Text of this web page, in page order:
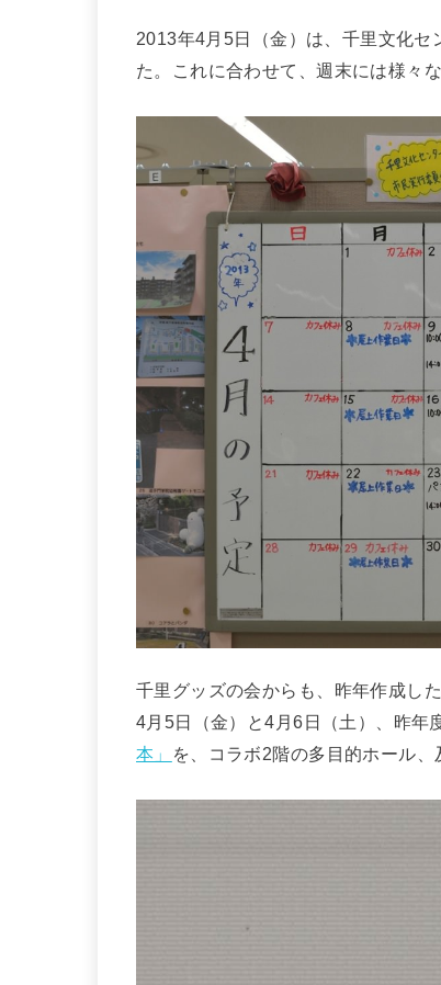
2013年4月5日（金）は、千里文化セ
た。これに合わせて、週末には様々
千里グッズの会からも、昨年作成し
4月5日（金）と4月6日（土）、昨年
本」
を、コラボ2階の多目的ホール、